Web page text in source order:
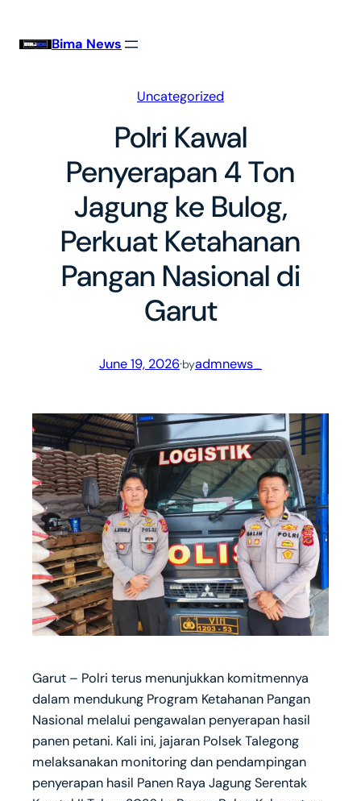
Bima News
Uncategorized
Polri Kawal
Penyerapan 4 Ton
Jagung ke Bulog,
Perkuat Ketahanan
Pangan Nasional di
Garut
June 19, 2026·byadmnews_
Garut – Polri terus menunjukkan komitmennya
dalam mendukung Program Ketahanan Pangan
Nasional melalui pengawalan penyerapan hasil
panen petani. Kali ini, jajaran Polsek Talegong
melaksanakan monitoring dan pendampingan
penyerapan hasil Panen Raya Jagung Serentak